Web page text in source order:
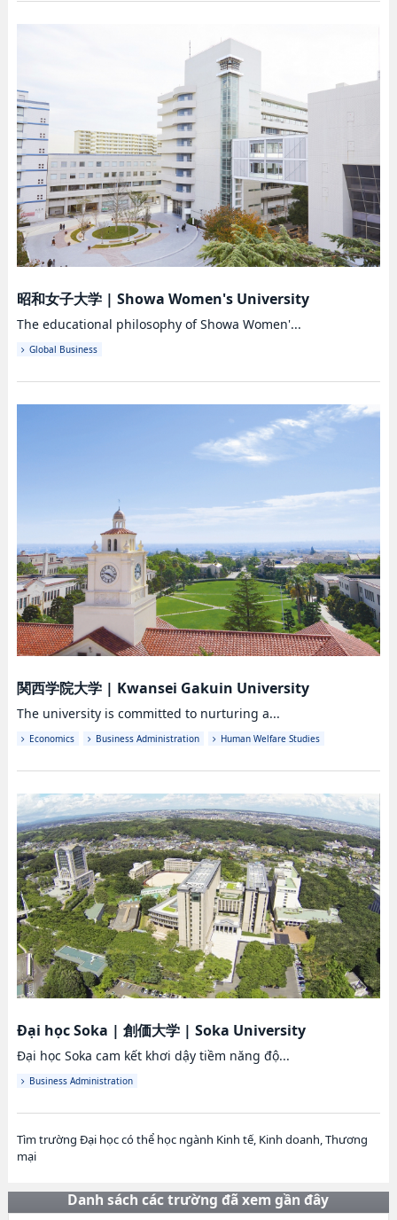
昭和女子大学| Showa Women's University
The educational philosophy of Showa Women'...
Global Business
関西学院大学| Kwansei Gakuin University
The university is committed to nurturing a...
Economics Business Administration Human Welfare Studies
Đại học Soka | 創価大学| Soka University
Đại học Soka cam kết khơi dậy tiềm năng độ...
Business Administration
Tìm trường Đại học có thể học ngành Kinh tế, Kinh doanh, Thương
mại
Danh sách các trường đã xem gần đây